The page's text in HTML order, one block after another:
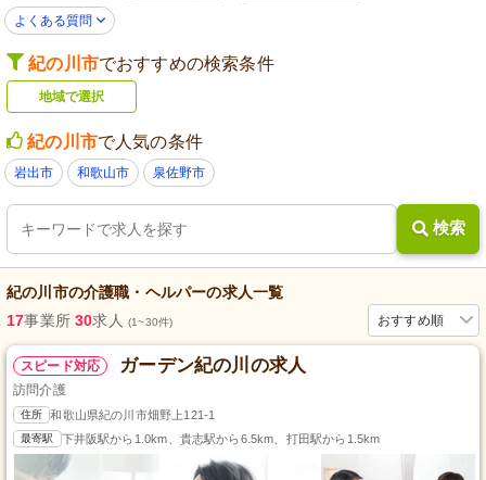
よくある質問
紀の川市でおすすめの検索条件
地域で選択
紀の川市で人気の条件
岩出市 和歌山市 泉佐野市
検索
紀の川市の介護職・ヘルパーの求人一覧
おすすめ順
17事業所 30求人 (1~30件)
スピード対応 ガーデン紀の川の求人
訪問介護
住所 和歌山県紀の川市畑野上121-1
最寄駅 下井阪駅から1.0km、貴志駅から6.5km、打田駅から1.5km